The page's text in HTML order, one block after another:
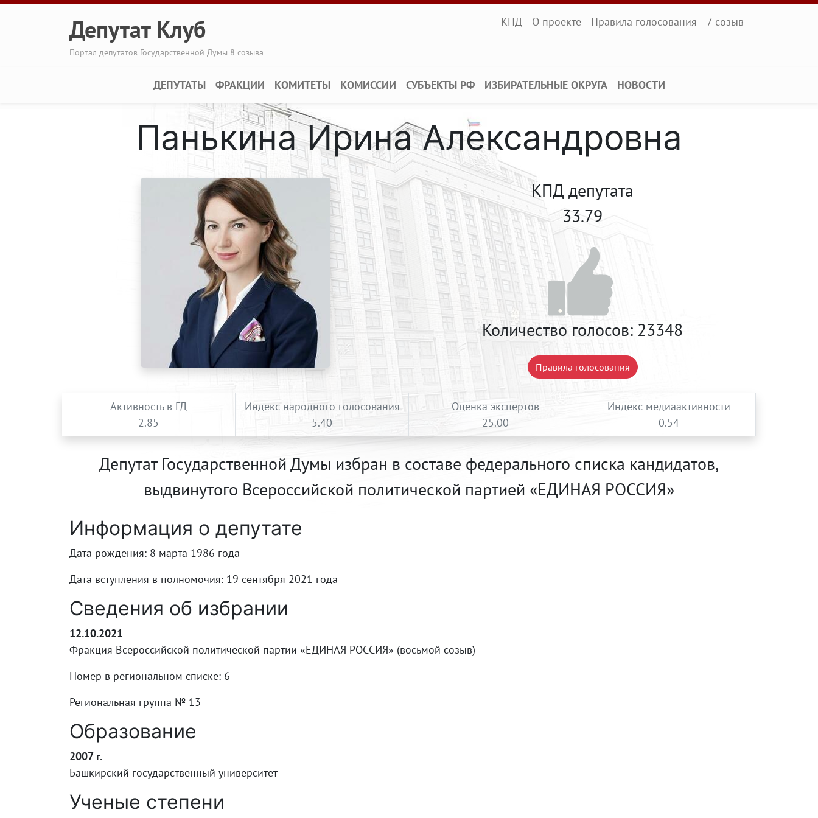
Перейти к основному содержанию
Депутат Клуб
Портал депутатов Государственной Думы 8 созыва
Infopanel
КПД О проекте Правила голосования 7 созыв
Main navigation
ДЕПУТАТЫ ФРАКЦИИ КОМИТЕТЫ КОМИССИИ СУБЪЕКТЫ РФ ИЗБИРАТЕЛЬНЫЕ ОКРУГА НОВОСТИ
Панькина Ирина Александровна
КПД депутата
33.79
Количество голосов: 23348
Правила голосования
Активность в ГД
2.85
Индекс народного голосования
5.40
Оценка экспертов
25.00
Индекс медиаактивности
0.54
Депутат Государственной Думы избран в составе федерального списка кандидатов,
выдвинутого Всероссийской политической партией «ЕДИНАЯ РОССИЯ»
Информация о депутате
Дата рождения: 8 марта 1986 года
Дата вступления в полномочия: 19 сентября 2021 года
Сведения об избрании
12.10.2021
Фракция Всероссийской политической партии «ЕДИНАЯ РОССИЯ» (восьмой созыв)
Номер в региональном списке: 6
Региональная группа № 13
Образование
2007 г.
Башкирский государственный университет
Ученые степени